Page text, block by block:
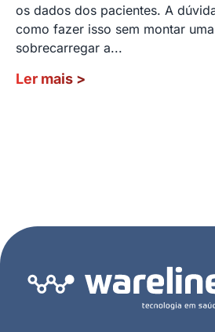
os dados dos pacientes. A
como fazer isso sem montar
sobrecarregar a...
Ler mais >